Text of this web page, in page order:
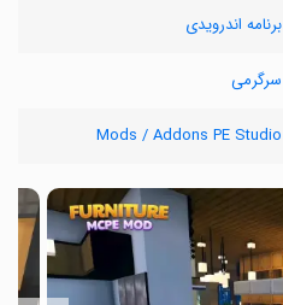
برنامه اندرویدی
سرگرمی
Mods / Addons PE Studio